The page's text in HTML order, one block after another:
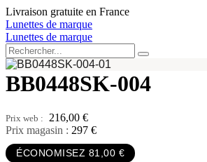
Aller
au
contenu
Livraison gratuite en France
Lunettes de marque
Lunettes de marque
BB0448SK-004
216,00 €
Prix magasin : 297 €
ÉCONOMISEZ 81,00 €